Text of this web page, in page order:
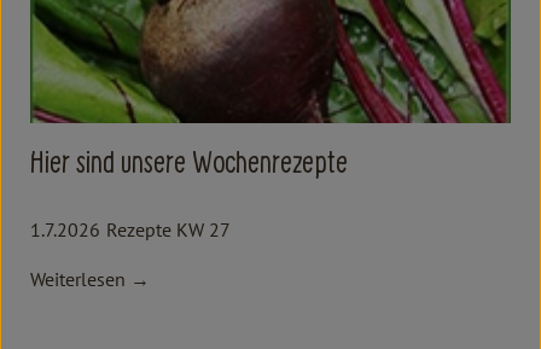
Hier sind unsere Wochenrezepte
1.7.2026 Rezepte KW 27
Weiterlesen →